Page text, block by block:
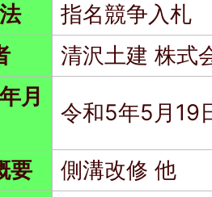
指名競争入札
清沢土建 株式
月
令和5年5月19
要 側溝改修 他